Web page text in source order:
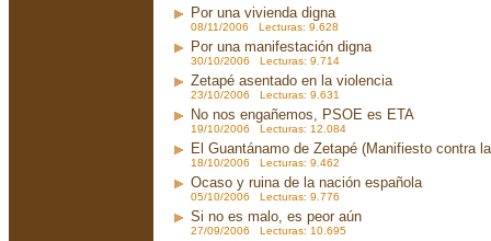
Por una vivienda digna
08/11/2006 Lecturas: 9.628
Por una manifestación digna
30/10/2006 Lecturas: 9.714
Zetapé asentado en la violencia
23/10/2006 Lecturas: 9.631
No nos engañemos, PSOE es ETA
19/10/2006 Lecturas: 12.084
El Guantánamo de Zetapé (Manifiesto contra
18/10/2006 Lecturas: 9.462
Ocaso y ruina de la nación española
05/10/2006 Lecturas: 9.776
Si no es malo, es peor aún
27/09/2006 Lecturas: 10.695